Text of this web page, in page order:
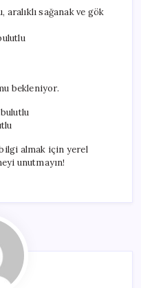
aralıklı sağanak ve gök
bekleniyor.
bulutlu
almak için yerel
unutmayın!